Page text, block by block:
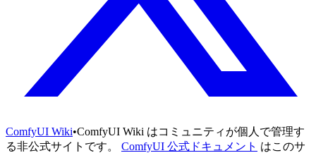
ComfyUI Wiki•ComfyUI Wiki はコミュニティが個人で管理す
る非公式サイトです。
ComfyUI 公式ドキュメント はこのサ